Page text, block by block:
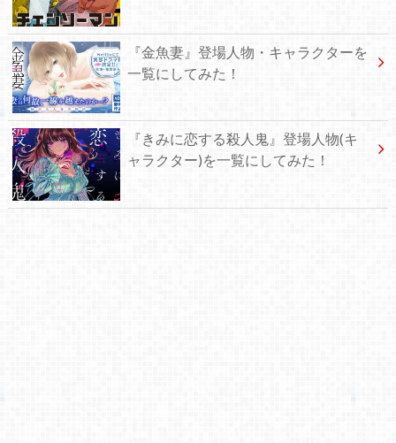
『金魚妻』登場人物・キャラクターを
一覧にしてみた！
『きみに恋する殺人鬼』登場人物(キ
ャラクター)を一覧にしてみた！